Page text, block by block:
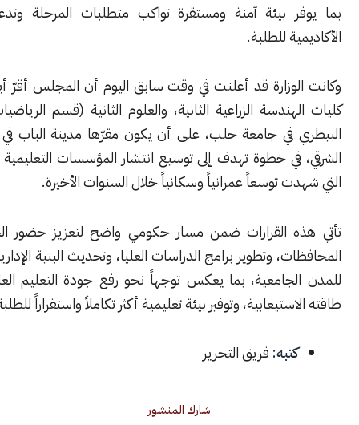
بيئة آمنة ومستقرة تواكب متطلبات المرحلة وتدعم المسيرة
للطلبة.
قد أعلنت في وقت سابق اليوم أن المجلس أقرّ أيضاً إحداث
الزراعية الثانية، والعلوم الثانية (قسم الرياضيات)، والطب
في جامعة حلب، على أن يكون مقرّها مدينة الباب في ريف حلب
في خطوة تهدف إلى توسيع انتشار المؤسسات التعليمية في المناطق
توسعاً عمرانياً وسكانياً خلال السنوات الأخيرة.
القرارات ضمن مسار حكومي واضح لتعزيز حضور الجامعات في
وتطوير برامج الدراسات العليا، وتحديث البنية الإدارية والخدمية
بما يعكس توجهاً نحو رفع جودة التعليم العالي وتوسيع
وتوفير بيئة تعليمية أكثر تكاملاً واستقراراً للطلبة.
فريق التحرير
شارك المنشور